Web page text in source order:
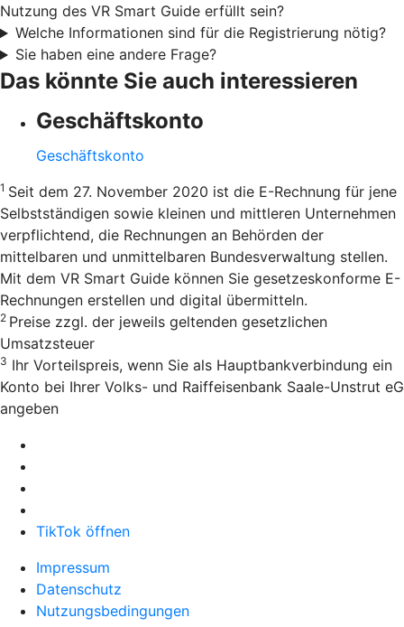
Nutzung des VR Smart Guide erfüllt sein?
Welche Informationen sind für die Registrierung nötig?
Sie haben eine andere Frage?
Das könnte Sie auch interessieren
Geschäftskonto
Geschäftskonto
1 Seit dem 27. November 2020 ist die E-Rechnung für jene
Selbstständigen sowie kleinen und mittleren Unternehmen
verpflichtend, die Rechnungen an Behörden der
mittelbaren und unmittelbaren Bundesverwaltung stellen.
Mit dem VR Smart Guide können Sie gesetzeskonforme E-
Rechnungen erstellen und digital übermitteln.
2 Preise zzgl. der jeweils geltenden gesetzlichen
Umsatzsteuer
3 Ihr Vorteilspreis, wenn Sie als Hauptbankverbindung ein
Konto bei Ihrer Volks- und Raiffeisenbank Saale-Unstrut eG
angeben
TikTok öffnen
Impressum
Datenschutz
Nutzungsbedingungen